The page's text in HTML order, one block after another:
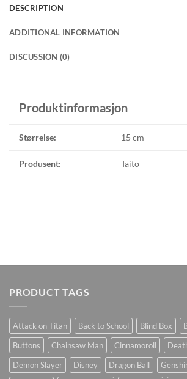
DESCRIPTION
ADDITIONAL INFORMATION
DISCUSSION (0)
Produktinformasjon
Størrelse: 15 cm
Produsent: Taito
PRODUCT TAGS
Attack on Titan Back to School Blind Box
Buttons
Chainsaw Man Cinnamoroll
Demon Slayer
Disney Dragon Ball